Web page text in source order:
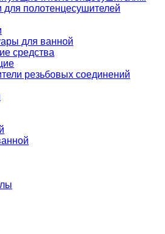
для полотенцесушителей
для ванной
средства
резьбовых соединений